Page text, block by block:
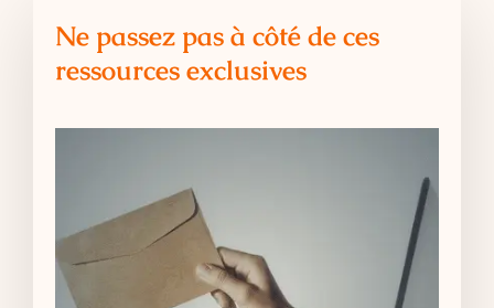
Ne passez pas à côté de ces
ressources exclusives